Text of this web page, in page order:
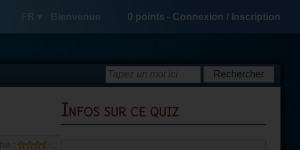
FR ▾ Bienvenue 0 points - Connexion / Inscription
Infos sur ce quiz